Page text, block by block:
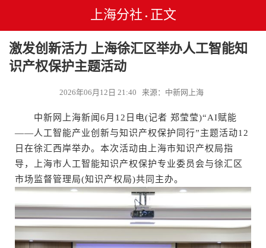
上海分社 • 正文
激发创新活力 上海徐汇区举办人工智能知
识产权保护主题活动
2026年06月12日 21:40 来源：中新网上海
中新网上海新闻6月12日电(记者 郑莹莹)“AI赋能
——人工智能产业创新与知识产权保护同行”主题活动12
日在徐汇西岸举办。本次活动由上海市知识产权局指
导，上海市人工智能知识产权保护专业委员会与徐汇区
市场监督管理局(知识产权局)共同主办。